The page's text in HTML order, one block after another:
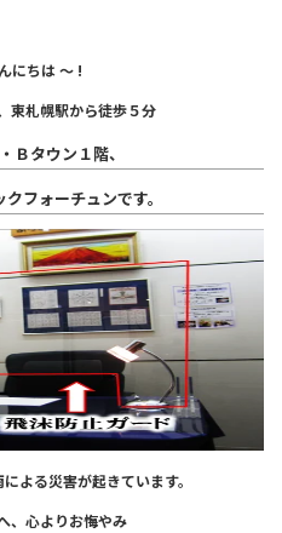
にちは ～ !
東札幌駅から徒歩５分
Ｂタウン１階、
フォーチュンです。
による災害が起きています。
心よりお悔やみ